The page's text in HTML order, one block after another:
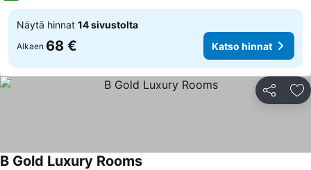
Näytä hinnat 14 sivustolta
Alkaen 68 € Katso hinnat
Jaa
B Gold Luxury Rooms